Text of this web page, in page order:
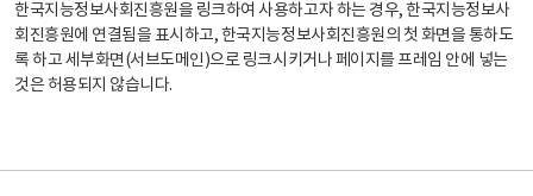
한국지능정보사회진흥원을 링크하여 사용하고자 하는 경우, 한국지능정보사
회진흥원에 연결됨을 표시하고, 한국지능정보사회진흥원의 첫 화면을 통하도
록 하고 세부화면(서브도메인)으로 링크시키거나 페이지를 프레임 안에 넣는
것은 허용되지 않습니다.